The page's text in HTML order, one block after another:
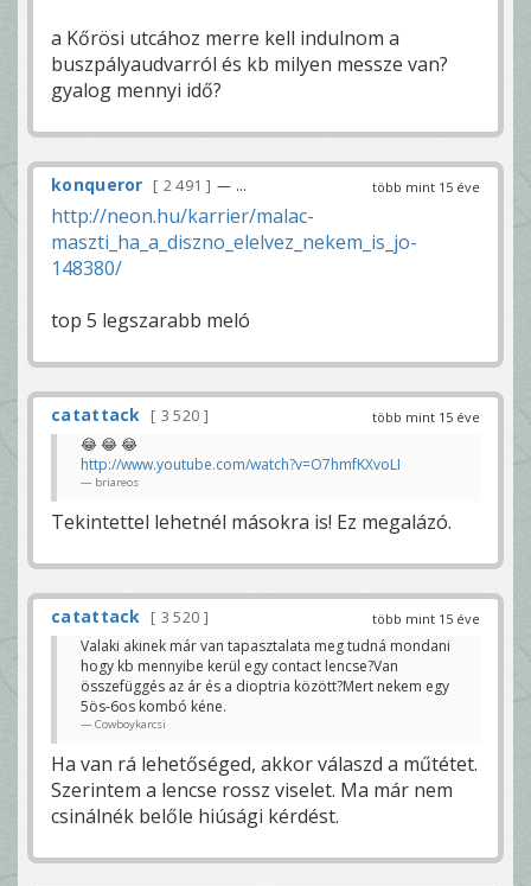
a Kőrösi utcához merre kell indulnom a
buszpályaudvarról és kb milyen messze van?
gyalog mennyi idő?
több mint 15 éve
konqueror 2 491 — ...
http://neon.hu/karrier/malac-
maszti_ha_a_diszno_elelvez_nekem_is_jo-
148380/
top 5 legszarabb meló
több mint 15 éve
catattack
3 520
😂 😂 😂
http://www.youtube.com/watch?v=O7hmfKXvoLI
briareos
Tekintettel lehetnél másokra is! Ez megalázó.
több mint 15 éve
catattack
3 520
Valaki akinek már van tapasztalata meg tudná mondani
hogy kb mennyibe kerül egy contact lencse?Van
összefüggés az ár és a dioptria között?Mert nekem egy
5ös-6os kombó kéne.
Cowboykarcsi
Ha van rá lehetőséged, akkor válaszd a műtétet.
Szerintem a lencse rossz viselet. Ma már nem
csinálnék belőle hiúsági kérdést.